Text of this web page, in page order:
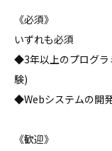
《必須》
いずれも必須
◆3年以上のプログラ
験)
◆Webシステムの開
《歓迎》